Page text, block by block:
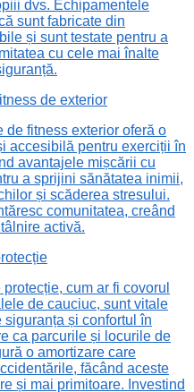
dvs. Echipamentele
sunt fabricate din
și sunt testate pentru a
cu cele mai înalte
de exterior
de fitness exterior oferă o
accesibilă pentru exerciții în
avantajele mișcării cu
a sprijini sănătatea inimii,
și scăderea stresului.
comunitatea, creând
activă.
cum ar fi covorul
de cauciuc, sunt vitale
siguranța și confortul în
ca parcurile și locurile de
o amortizare care
făcând aceste
și mai primitoare. Investind